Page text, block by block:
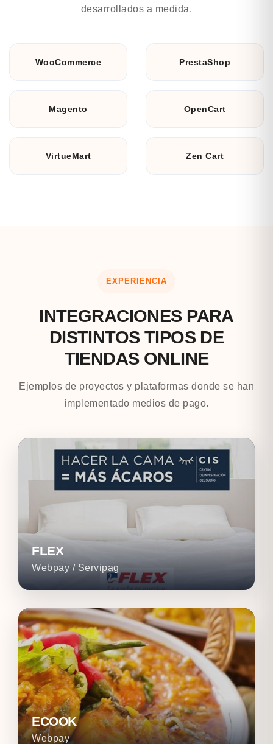
desarrollados a medida.
WooCommerce PrestaShop
Magento OpenCart
VirtueMart Zen Cart
EXPERIENCIA
INTEGRACIONES PARA
DISTINTOS TIPOS DE
TIENDAS ONLINE
Ejemplos de proyectos y plataformas donde se han
implementado medios de pago.
FLEX
Webpay / Servipag
ECOOK
Webpay